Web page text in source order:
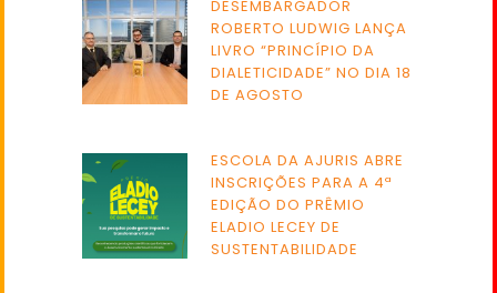
DESEMBARGADOR
ROBERTO LUDWIG LANÇA
LIVRO “PRINCÍPIO DA
DIALETICIDADE” NO DIA 18
DE AGOSTO
ESCOLA DA AJURIS ABRE
INSCRIÇÕES PARA A 4ª
EDIÇÃO DO PRÊMIO
ELADIO LECEY DE
SUSTENTABILIDADE